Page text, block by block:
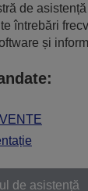
de
întrebări
și
de asistență